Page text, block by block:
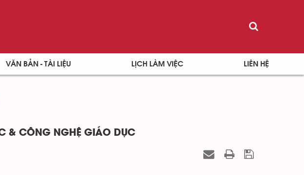
VĂN BẢN - TÀI LIỆU LỊCH LÀM VIỆC LIÊN HỆ
& CÔNG NGHỆ GIÁO DỤC